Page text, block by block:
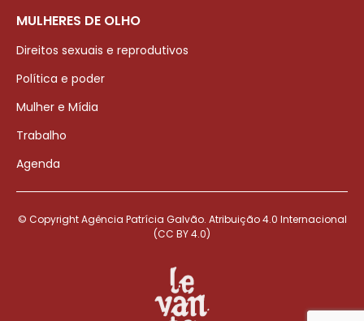
MULHERES DE OLHO
Direitos sexuais e reprodutivos
Política e poder
Mulher e Mídia
Trabalho
Agenda
© Copyright Agência Patrícia Galvão. Atribuição 4.0 Internacional
(CC BY 4.0)